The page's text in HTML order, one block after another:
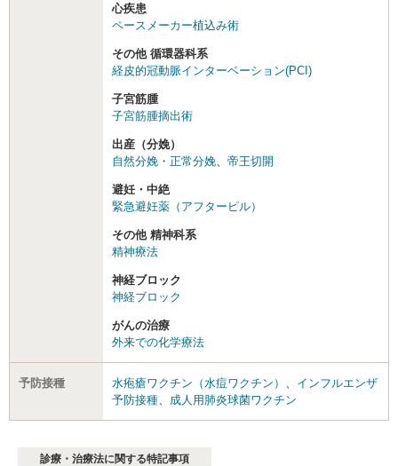
心疾患
ペースメーカー植込み術
その他 循環器科系
経皮的冠動脈インターベーション(PCI)
子宮筋腫
子宮筋腫摘出術
出産（分娩）
自然分娩・正常分娩
帝王切開
避妊・中絶
緊急避妊薬（アフターピル）
その他 精神科系
精神療法
神経ブロック
神経ブロック
がんの治療
外来での化学療法
予防接種 水疱瘡ワクチン（水痘ワクチン）
インフルエンザ
予防接種
成人用肺炎球菌ワクチン
診療・治療法に関する特記事項